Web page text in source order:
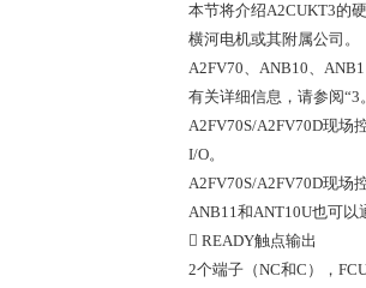
本节将介绍A2CUKT3的
横河电机或其附属公司。
A2FV70、ANB10、
有关详细信息，请参阅
A2FV70S/A2FV70D现场
I/O。
A2FV70S/A2FV70D现场
ANB11和ANT10U也可以
 READY触点输出
2个端子（NC和C），